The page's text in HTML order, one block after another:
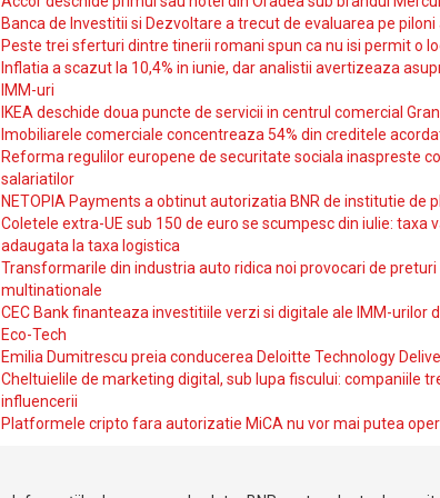
Banca de Investitii si Dezvoltare a trecut de evaluarea pe piloni
Peste trei sferturi dintre tinerii romani spun ca nu isi permit o
Inflatia a scazut la 10,4% in iunie, dar analistii avertizeaza
IMM-uri
IKEA deschide doua puncte de servicii in centrul comercial
Imobiliarele comerciale concentreaza 54% din creditele
Reforma regulilor europene de securitate sociala inaspreste
salariatilor
NETOPIA Payments a obtinut autorizatia BNR de institutie de
Coletele extra-UE sub 150 de euro se scumpesc din iulie: taxa
adaugata la taxa logistica
Transformarile din industria auto ridica noi provocari de
multinationale
CEC Bank finanteaza investitiile verzi si digitale ale IMM-urilor
Eco-Tech
Emilia Dumitrescu preia conducerea Deloitte Technology
Cheltuielile de marketing digital, sub lupa fiscului: companiile
influencerii
Platformele cripto fara autorizatie MiCA nu vor mai putea